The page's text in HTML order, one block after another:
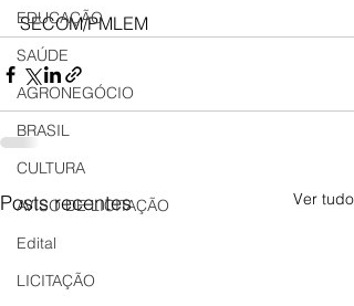
EDUCAÇÃO
SAÚDE
AGRONEGÓCIO
BRASIL
CULTURA
AVISO DE LICITAÇÃO
Edital
LICITAÇÃO
SECOM/PMLEM
Posts recentes Ver tudo